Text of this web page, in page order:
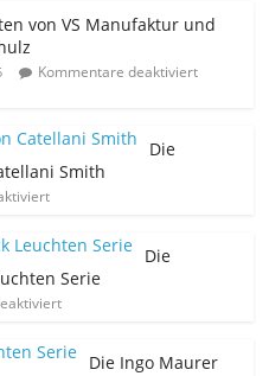
von VS Manufaktur und
Kommentare deaktiviert
Die
Smith
Die
Serie
Die Ingo Maurer